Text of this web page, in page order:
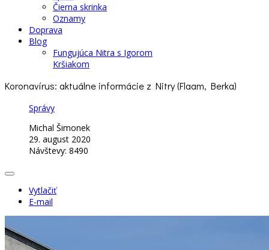
Čierna skrinka
Oznamy
Doprava
Blog
Fungujúca Nitra s Igorom
Kršiakom
Koronavírus: aktuálne informácie z Nitry (Flaam, Berka)
Správy
Michal Šimonek
29. august 2020
Návštevy: 8490
Vytlačiť
E-mail